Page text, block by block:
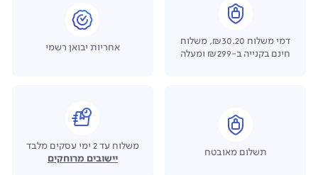
דמי משלוח ₪30.20, משלוח
חינם בקנייה ב-₪299 ומעלה
אחריות יבואן רשמי
תשלום מאובטח
משלוח עד 2 ימי עסקים מלבד
יישובים מרוחקים